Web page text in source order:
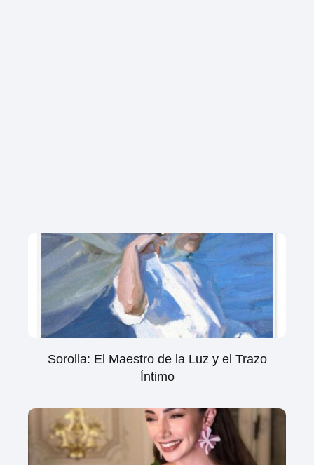
Sorolla: El Maestro de la Luz y el Trazo
Íntimo